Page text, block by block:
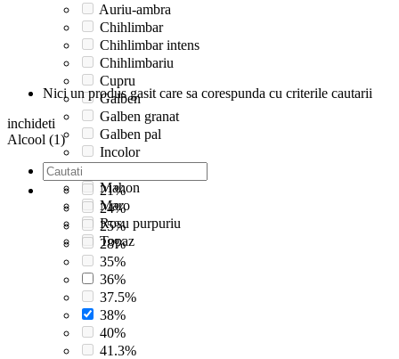
Auriu-ambra
Chihlimbar
Chihlimbar intens
Chihlimbariu
Cupru
Galben
Galben granat
Galben pal
Incolor
Mahon
Maro
Rosu purpuriu
Topaz
Nici un produs gasit care sa corespunda cu criterile cautarii
inchideti
Alcool (1)
21%
24%
25%
28%
35%
36%
37.5%
38%
40%
41.3%